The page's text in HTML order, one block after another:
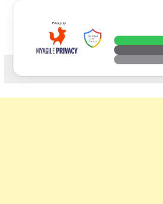
科技. 生活. 攝影.